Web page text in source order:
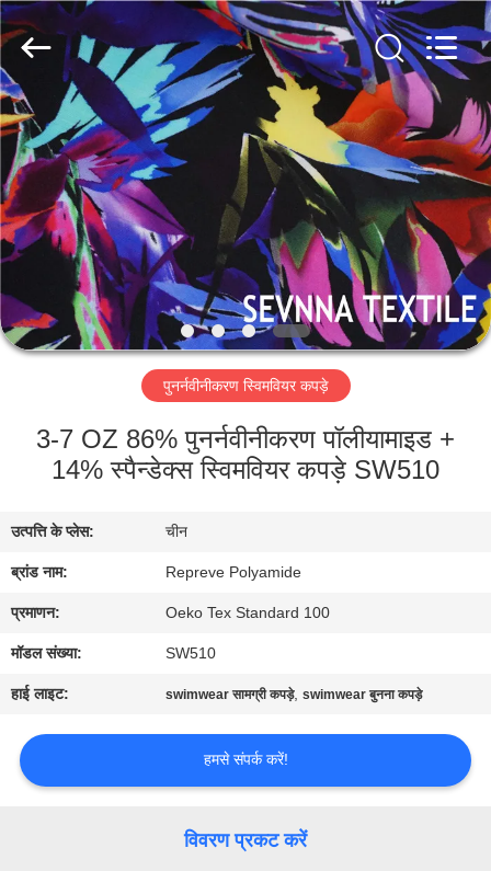
घर
उत्पादों
वीआर
दिखाएँ
हमारे
भ्रमण
गुणवत्ता
नियंत्रण
करें
2026
SEVNNA
TEXTILE.
All
Reserved.
पुनर्नवीनीकरण स्विमवियर कपड़े
3-7 OZ 86% पुनर्नवीनीकरण पॉलीयामाइड +
14% स्पैन्डेक्स स्विमवियर कपड़े SW510
उत्पत्ति के प्लेस: चीन
ब्रांड नाम: Repreve Polyamide
प्रमाणन: Oeko Tex Standard 100
मॉडल संख्या: SW510
हाई लाइट: swimwear सामग्री कपड़े,swimwear बुनना कपड़े
हमसे संपर्क करें!
विवरण प्रकट करें